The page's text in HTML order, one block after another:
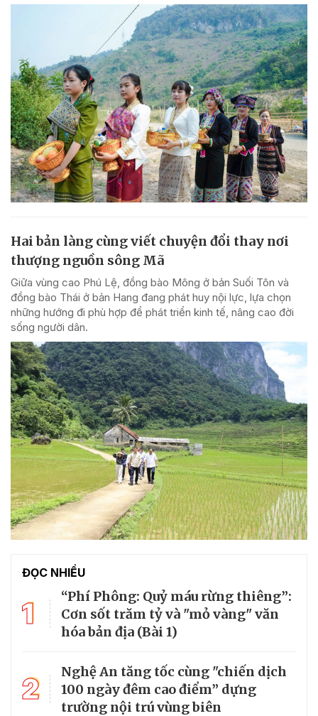
Hai bản làng cùng viết chuyện đổi thay nơi
thượng nguồn sông Mã
Giữa vùng cao Phú Lệ, đồng bào Mông ở bản Suối Tôn và
đồng bào Thái ở bản Hang đang phát huy nội lực, lựa chọn
những hướng đi phù hợp để phát triển kinh tế, nâng cao đời
sống người dân.
ĐỌC NHIỀU
1
“Phí Phông: Quỷ máu rừng thiêng”:
Cơn sốt trăm tỷ và "mỏ vàng" văn
hóa bản địa (Bài 1)
2
Nghệ An tăng tốc cùng "chiến dịch
100 ngày đêm cao điểm” dựng
trường nội trú vùng biên